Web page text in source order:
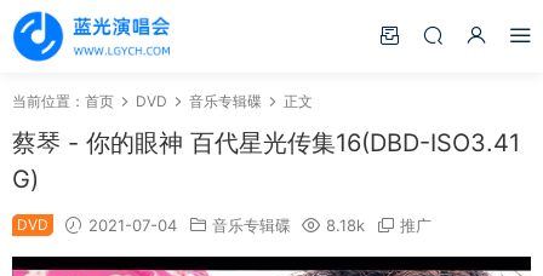
当前位置： 首页 DVD 音乐专辑碟 正文
蔡琴 - 你的眼神 百代星光传集16(DBD-ISO3.41
G)
DVD 2021-07-04 音乐专辑碟 8.18k 推广